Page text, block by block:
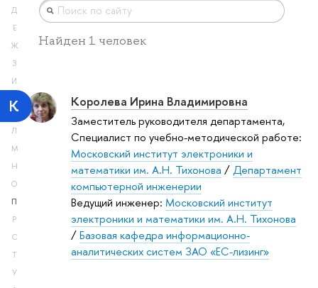
Д
Е
Ж
З
И
К
Л
М
Н
О
П
Р
С
Т
У
Найден 1 человек
Королева Ирина Владимировна
Заместитель руководителя департамента,
Специалист по учебно-методической работе:
Московский институт электроники и
математики им. А.Н. Тихонова /Департамент
компьютерной инженерии
Ведущий инженер: Московский институт
электроники и математики им. А.Н. Тихонова
/Базовая кафедра информационно-
аналитических систем ЗАО «ЕС-лизинг»